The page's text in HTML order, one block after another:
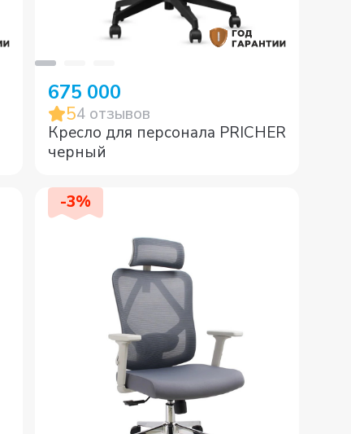
675 000
54 отзывов
Кресло для персонала PRICHER
черный
-3%